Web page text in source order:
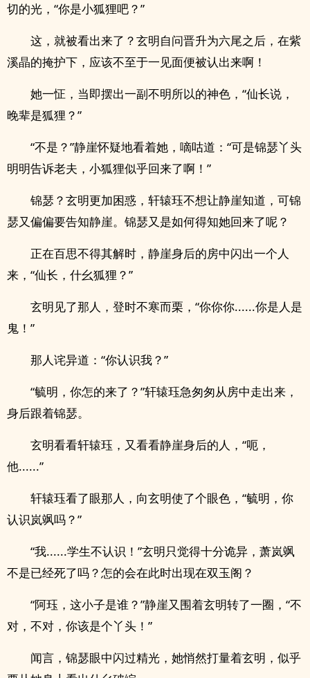
切的光，“你是小狐狸吧？”
这，就被看出来了？玄明自问晋升为六尾之后，在紫
溪晶的掩护下，应该不至于一见面便被认出来啊！
她一怔，当即摆出一副不明所以的神色，“仙长说，
晚辈是狐狸？”
“不是？”静崖怀疑地看着她，嘀咕道：“可是锦瑟丫头
明明告诉老夫，小狐狸似乎回来了啊！”
锦瑟？玄明更加困惑，轩辕珏不想让静崖知道，可锦
瑟又偏偏要告知静崖。锦瑟又是如何得知她回来了呢？
正在百思不得其解时，静崖身后的房中闪出一个人
来，“仙长，什幺狐狸？”
玄明见了那人，登时不寒而栗，“你你你......你是人是
鬼！”
那人诧异道：“你认识我？”
“毓明，你怎的来了？”轩辕珏急匆匆从房中走出来，
身后跟着锦瑟。
玄明看看轩辕珏，又看看静崖身后的人，“呃，
他......”
轩辕珏看了眼那人，向玄明使了个眼色，“毓明，你
认识岚飒吗？”
“我......学生不认识！”玄明只觉得十分诡异，萧岚飒
不是已经死了吗？怎的会在此时出现在双玉阁？
“阿珏，这小子是谁？”静崖又围着玄明转了一圈，“不
对，不对，你该是个丫头！”
闻言，锦瑟眼中闪过精光，她悄然打量着玄明，似乎